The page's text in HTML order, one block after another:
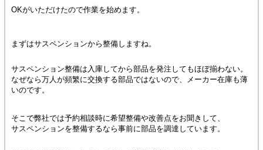
OKがいただけたので作業を始めます。
まずはサスペンションから整備しますね。
サスペンション整備は入庫してから部品を発注してもほぼ揃わない。
なぜなら万人が頻繁に交換する部品ではないので、メーカー在庫も薄
いのです。
そこで弊社では予約相談時に希望整備や改善点をお聞きして、
サスペンションを整備するなら事前に部品を調達しています。